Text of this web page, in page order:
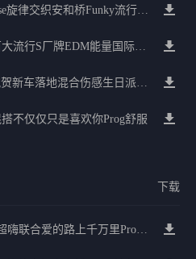
东南亚深情国语ProgHouse旋律交织安和桥Funky流行情怀串烧
巴西说唱珍藏旋律联合百大流行S厂牌EDM能量国际电音串烧
全英文Electro经典情怀祝贺新车落地混合伤感生日派对中文Club串烧
不仅仅只是喜欢你Prog舒服
下载
夜店必放电鼓House外文超嗨联合爱的路上千万里Prog包房漫步上头